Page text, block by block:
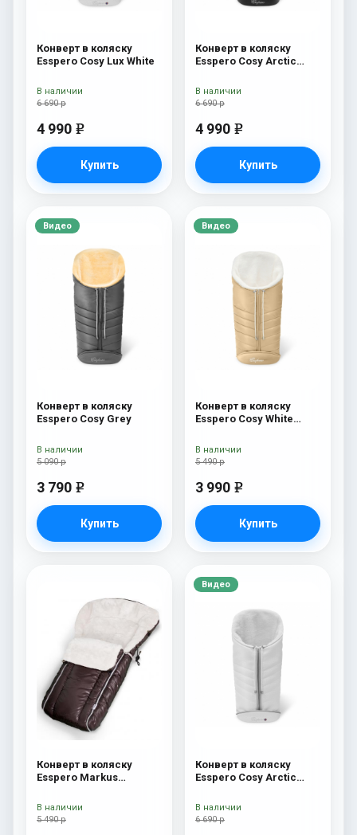
Конверт в коляску
Esspero Cosy Lux White
6 690 р
4 990 e
Купить
В наличии
Конверт в коляску
Esspero Cosy Arctic
6 690 р
4 990 e
Купить
В наличии
Видео
Конверт в коляску
Esspero Cosy Grey
5 090 р
3 790 e
Купить
В наличии
Видео
Конверт в коляску
Esspero Cosy White
5 490 р
3 990 e
Купить
В наличии
Конверт в коляску
Esspero Markus
шерсть) Chocolat
5 490 р
В наличии
Видео
Конверт в коляску
Esspero Cosy Arctic
6 690 р
В наличии